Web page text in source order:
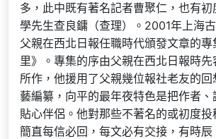
多，此中既有著名記者曹聚仁，也有
學先生查良鏞（查理）。2001年上海
父親在西北日報任職時代頒發文章的專
里》。專集的序由父親在西北日報時
所作，他援用了父親幾位報社老友的回
藝編纂，向平的最年夜特色是把作者
貼心伴侶。他對那些不著名的或初度投
簡直每信必回，每文必有交接，有時